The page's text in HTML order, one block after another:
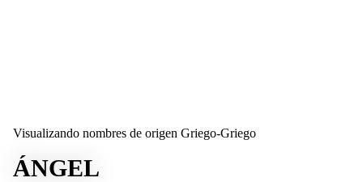
Visualizando nombres de origen Griego-Griego
ÁNGEL